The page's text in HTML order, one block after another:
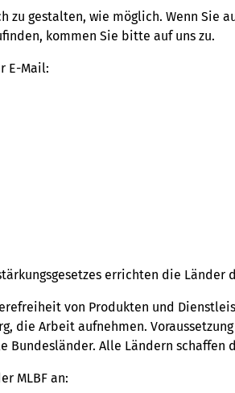
gestalten, wie möglich. Wenn
kommen Sie bitte auf uns zu.
E-Mail:
errichten die Länder
von Produkten und
die Arbeit aufnehmen.
Bundesländer. Alle Ländern
MLBF an: